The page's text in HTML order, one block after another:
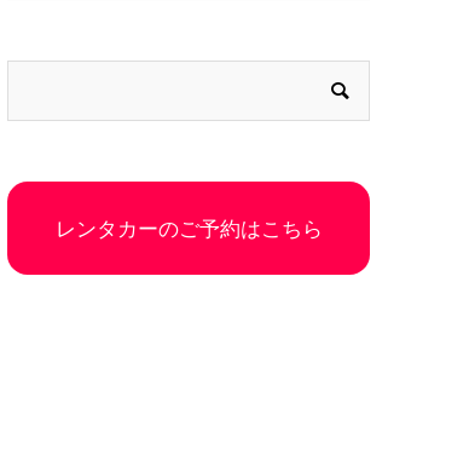
レンタカーのご予約はこちら